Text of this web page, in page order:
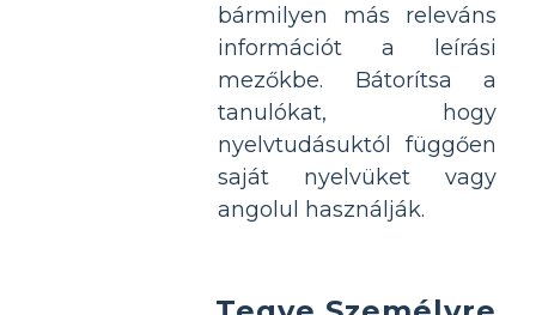
bármilyen más releváns
információt a leírási
mezőkbe. Bátorítsa a
tanulókat, hogy
nyelvtudásuktól függően
saját nyelvüket vagy
angolul használják.